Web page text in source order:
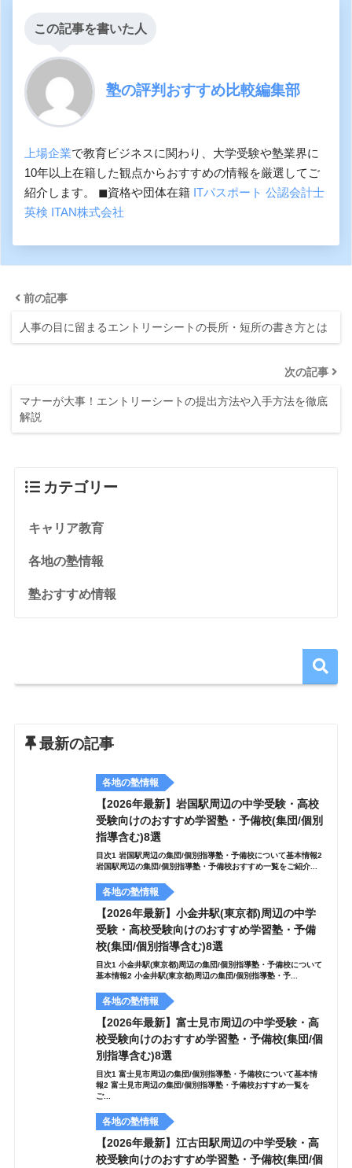
この記事を書いた人
塾の評判おすすめ比較編集部
上場企業で教育ビジネスに関わり、大学受験や塾業界に
10年以上在籍した観点からおすすめの情報を厳選してご
紹介します。 ◼︎資格や団体在籍 ITパスポート 公認会計士
英検 ITAN株式会社
前の記事
人事の目に留まるエントリーシートの長所・短所の書き方とは
次の記事
マナーが大事！エントリーシートの提出方法や入手方法を徹底
解説
カテゴリー
キャリア教育
各地の塾情報
塾おすすめ情報
最新の記事
各地の塾情報
【2026年最新】岩国駅周辺の中学受験・高校
受験向けのおすすめ学習塾・予備校(集団/個別
指導含む)8選
目次1 岩国駅周辺の集団/個別指導塾・予備校について基本情報2
岩国駅周辺の集団/個別指導塾・予備校おすすめ一覧をご紹介...
各地の塾情報
【2026年最新】小金井駅(東京都)周辺の中学
受験・高校受験向けのおすすめ学習塾・予備
校(集団/個別指導含む)8選
目次1 小金井駅(東京都)周辺の集団/個別指導塾・予備校について
基本情報2 小金井駅(東京都)周辺の集団/個別指導塾・予...
各地の塾情報
【2026年最新】富士見市周辺の中学受験・高
校受験向けのおすすめ学習塾・予備校(集団/個
別指導含む)8選
目次1 富士見市周辺の集団/個別指導塾・予備校について基本情
報2 富士見市周辺の集団/個別指導塾・予備校おすすめ一覧を
ご...
各地の塾情報
【2026年最新】江古田駅周辺の中学受験・高
校受験向けのおすすめ学習塾・予備校(集団/個